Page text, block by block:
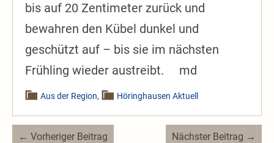
bis auf 20 Zentimeter zurück und
bewahren den Kübel dunkel und
geschützt auf – bis sie im nächsten
Frühling wieder austreibt. md
Aus der Region, Höringhausen Aktuell
Beitragsnavigation
← Vorheriger Beitrag Nächster Beitrag →